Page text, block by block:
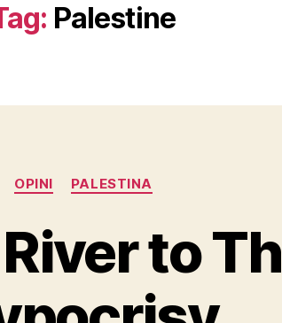
Palestine
Categories
OPINI PALESTINA
to